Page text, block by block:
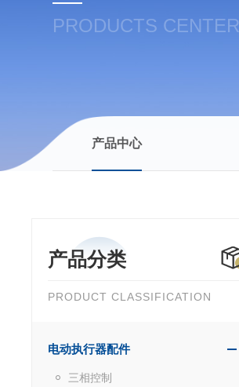
PRODUCTS CENTER
产品中心
产品分类
PRODUCT CLASSIFICATION
电动执行器配件
三相控制